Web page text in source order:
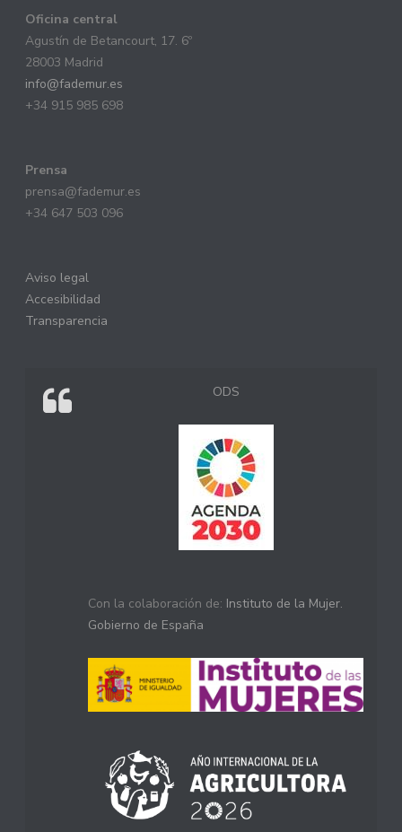
Oficina central
Agustín de Betancourt, 17. 6º
28003 Madrid
info@fademur.es
+34 915 985 698
Prensa
prensa@fademur.es
+34 647 503 096
Aviso legal
Accesibilidad
Transparencia
ODS
Con la colaboración de: Instituto de la Mujer.
Gobierno de España